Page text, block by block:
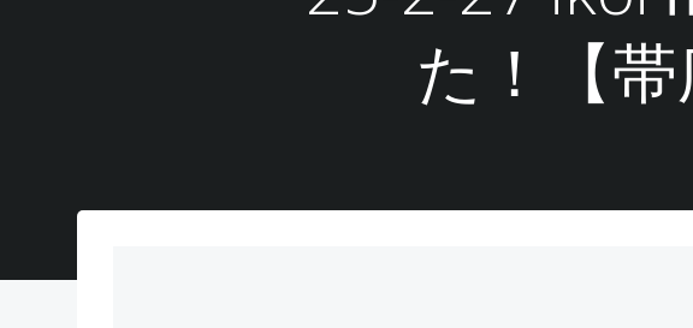
た！【